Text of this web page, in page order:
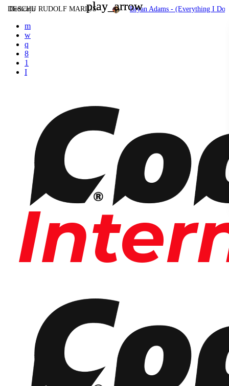
Dedicații
DESCHU RUDOLF MARIUS Bryan Adams - (Everything I
play_arrow
play_arrow